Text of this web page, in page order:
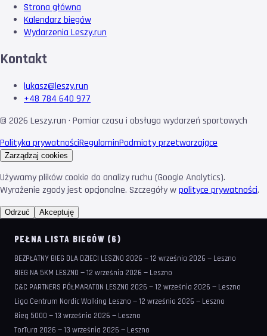
Strona główna
Kalendarz biegów
Wydarzenia Leszy.run
Kontakt
lukasz@leszy.run
+48 784 640 977
© 2026 Leszy.run · Pomiar czasu i obsługa wydarzeń sportowych
Polityka prywatnościRegulaminPodmioty przetwarzające
Zarządzaj cookies
Używamy plików cookie do analizy ruchu (Google Analytics).
Wyrażenie zgody jest opcjonalne. Szczegóły wpolityce prywatności.
Odrzuć Akceptuję
PEŁNA LISTA BIEGÓW (6)
BEZPŁATNY BIEG DLA DZIECI LESZNO 2026 — 12 września 2026 — Leszno
BIEG NA 5KM LESZNO — 12 września 2026 — Leszno
C&C PARTNERS PÓŁMARATON LESZNO 2026 — 12 września 2026 — Leszno
Liga Centrum Nordic Walking Leszno — 12 września 2026 — Leszno
Bieg 5000 — 13 września 2026 — Leszno
TorTura 2026 — 13 września 2026 — Leszno